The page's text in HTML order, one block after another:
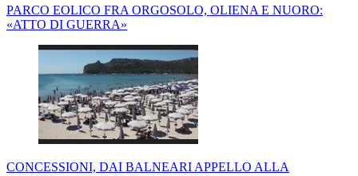
PARCO EOLICO FRA ORGOSOLO, OLIENA E NUORO:
«ATTO DI GUERRA»
CONCESSIONI, DAI BALNEARI APPELLO ALLA